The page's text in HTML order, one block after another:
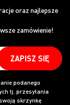
oraz najlepsze
zamówienie!
ZAPISZ SIĘ
podanego
tj. przesyłania
skrzynkę